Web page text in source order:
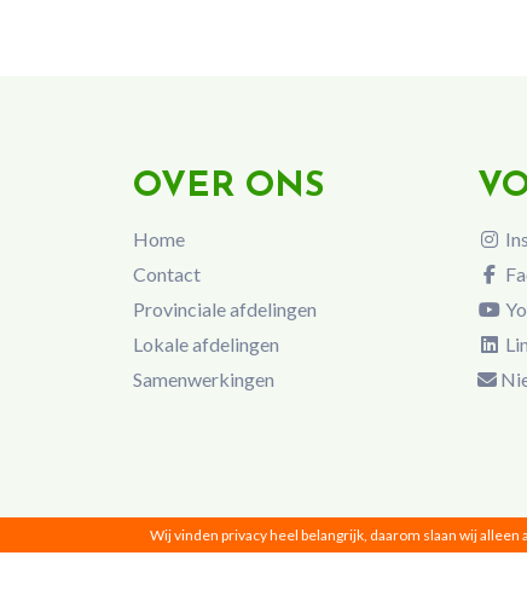
OVER ONS
Home
Contact
Provinciale afdelingen
Lokale afdelingen
Samenwerkingen
Wij vinden privacy heel belangrijk, daarom slaan wij